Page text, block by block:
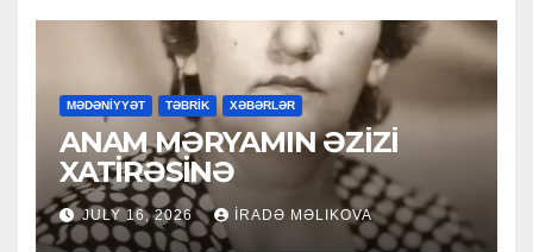
MƏDƏNİYYƏT TƏBRİK XƏBƏRLƏR
ANAM MƏRYAMIN ƏZİZİ
XATİRƏSİNƏ
JULY 16, 2026 İRADƏ MƏLIKOVA